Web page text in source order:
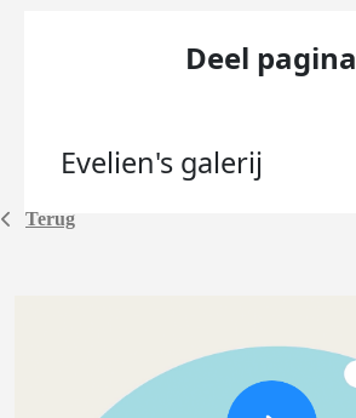
Terug
Deel pagina
Evelien's galerij